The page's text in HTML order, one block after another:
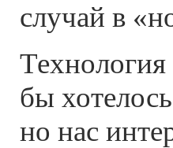
случай в
Технология
бы
но нас